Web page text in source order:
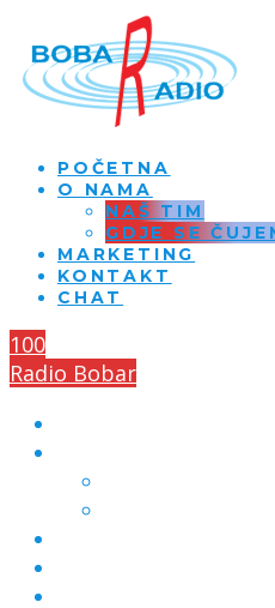
POČETNA
O NAMA
NAŠ TIM
GDJE SE
MARKETING
KONTAKT
CHAT
100
Radio Bobar